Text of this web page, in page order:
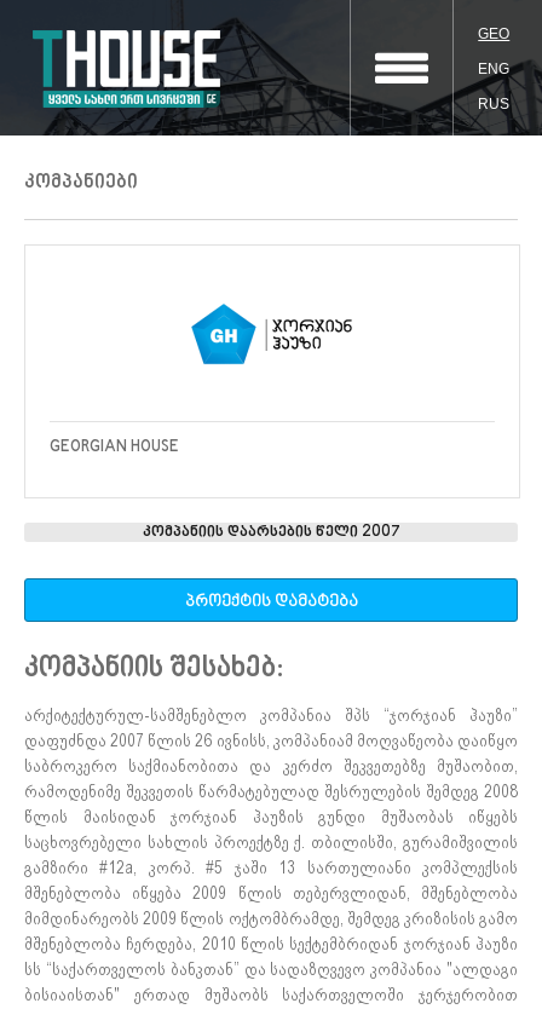
GEO
ENG
RUS
კომპანიები
GEORGIAN HOUSE
კომპანიის დაარსების წელი 2007
პროექტის დამატება
კომპანიის შესახებ:
არქიტექტურულ-სამშენებლო კომპანია შპს “ჯორჯიან ჰაუზი”
დაფუძნდა 2007 წლის 26 ივნისს, კომპანიამ მოღვაწეობა დაიწყო
საბროკერო საქმიანობითა და კერძო შეკვეთებზე მუშაობით,
რამოდენიმე შეკვეთის წარმატებულად შესრულების შემდეგ 2008
წლის მაისიდან ჯორჯიან ჰაუზის გუნდი მუშაობას იწყებს
საცხოვრებელი სახლის პროექტზე ქ. თბილისში, გურამიშვილის
გამზირი #12a, კორპ. #5 ჯაში 13 სართულიანი კომპლექსის
მშენებლობა იწყება 2009 წლის თებერვლიდან, მშენებლობა
მიმდინარეობს 2009 წლის ოქტომბრამდე, შემდეგ კრიზისის გამო
მშენებლობა ჩერდება, 2010 წლის სექტემბრიდან ჯორჯიან ჰაუზი
სს “საქართველოს ბანკთან” და სადაზღვევო კომპანია "ალდაგი
ბისიაისთან" ერთად მუშაობს საქართველოში ჯერჯერობით